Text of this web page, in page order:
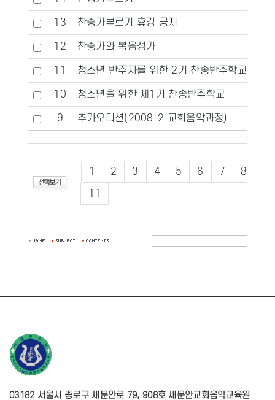
13 찬송가부르기 휴강 공지
12 찬송가와 복음성가
11 청소년 반주자를 위한 2기 찬송반주학교
10 청소년을 위한 제1기 찬송반주학교
9 추가오디션(2008-2 교회음악과정)
1 2 3 4 5 6 7 8
11
03182 서울시 종로구 새문안로 79, 908호 새문안교회음악교육원